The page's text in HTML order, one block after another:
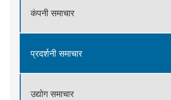
कंपनी समाचार
प्रदर्शनी समाचार
उद्योग समाचार